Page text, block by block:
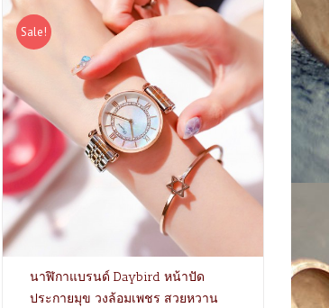
Sale!
นาฬิกาแบรนด์ Daybird หน้าปัด
ประกายมุข วงล้อมเพชร สวยหวาน